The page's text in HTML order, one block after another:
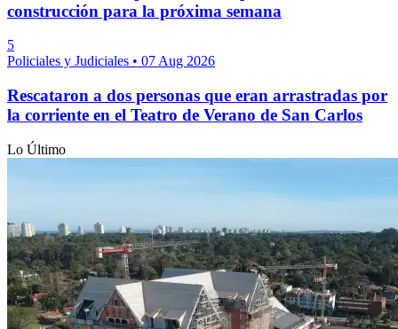
construcción para la próxima semana
5
Policiales y Judiciales • 07 Aug 2026
Rescataron a dos personas que eran arrastradas por
la corriente en el Teatro de Verano de San Carlos
Lo Último